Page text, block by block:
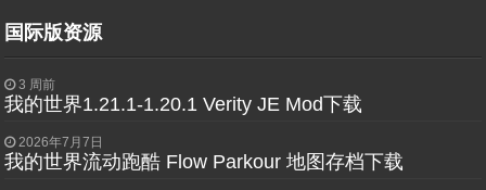
国际版资源
3 周前
我的世界1.21.1-1.20.1 Verity JE Mod下载
2026年7月7日
我的世界流动跑酷 Flow Parkour 地图存档下载